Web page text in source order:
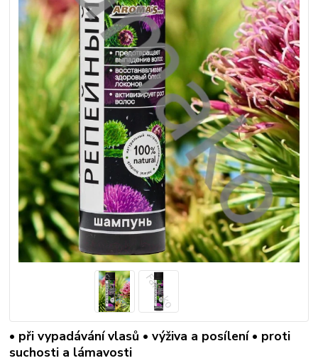
• při vypadávání vlasů • výživa a posílení • proti
suchosti a lámavosti